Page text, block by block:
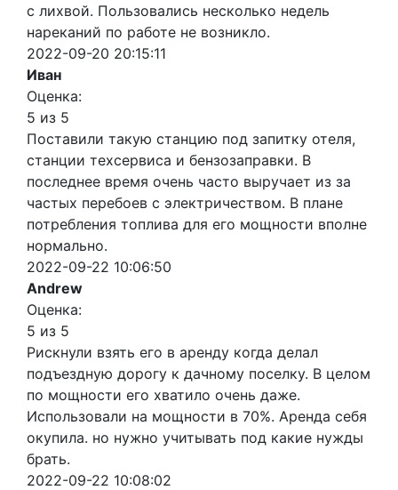
с лихвой. Пользовались несколько недель
нареканий по работе не возникло.
2022-09-20 20:15:11
Иван
Оценка:
5 из 5
Поставили такую станцию под запитку отеля,
станции техсервиса и бензозаправки. В
последнее время очень часто выручает из за
частых перебоев с электричеством. В плане
потребления топлива для его мощности вполне
нормально.
2022-09-22 10:06:50
Andrew
Оценка:
5 из 5
Рискнули взять его в аренду когда делал
подъездную дорогу к дачному поселку. В целом
по мощности его хватило очень даже.
Использовали на мощности в 70%. Аренда себя
окупила. но нужно учитывать под какие нужды
брать.
2022-09-22 10:08:02